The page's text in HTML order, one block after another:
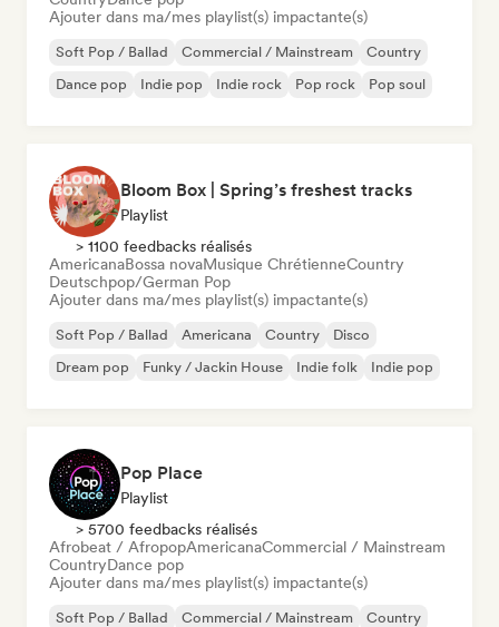
Ajouter dans ma/mes playlist(s) impactante(s)
Soft Pop / Ballad Commercial / Mainstream
Country
Dance pop
Indie pop Indie rock Pop rock Pop soul
Bloom Box | Spring’s freshest tracks
Playlist
> 1100 feedbacks réalisés
AmericanaBossa novaMusique ChrétienneCountry
Deutschpop/German Pop
Ajouter dans ma/mes playlist(s) impactante(s)
Soft Pop / Ballad Americana Country
Disco
Dream pop
Funky / Jackin House Indie folk Indie pop
Pop Place
Playlist
> 5700 feedbacks réalisés
Afrobeat / AfropopAmericanaCommercial / Mainstream
CountryDance pop
Ajouter dans ma/mes playlist(s) impactante(s)
Soft Pop / Ballad Commercial / Mainstream
Country